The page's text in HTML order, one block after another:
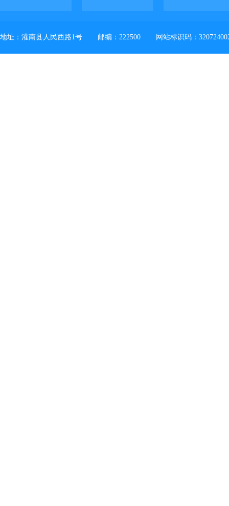
地址：灌南县人民西路1号 邮编：222500 网站标识码：